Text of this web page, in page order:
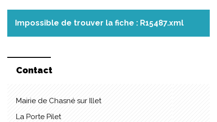
Impossible de trouver la fiche : R15487.xml
Contact
Mairie de Chasné sur Illet
La Porte Pilet